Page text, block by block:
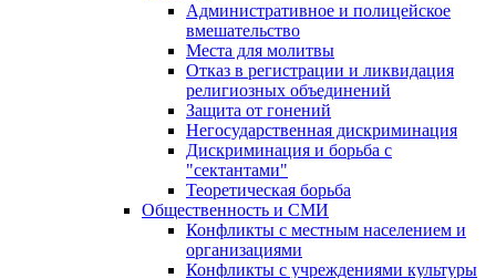
Административное и полицейское
вмешательство
Места для молитвы
Отказ в регистрации и ликвидация
религиозных объединений
Защита от гонений
Негосударственная дискриминация
Дискриминация и борьба с
"сектантами"
Теоретическая борьба
Общественность и СМИ
Конфликты с местным населением и
организациями
Конфликты с учреждениями культуры